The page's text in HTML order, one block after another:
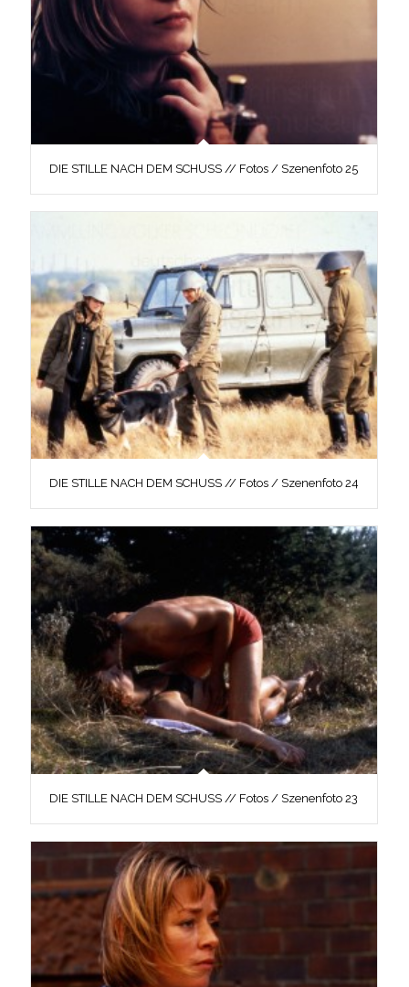
DIE STILLE NACH DEM SCHUSS // Fotos / Szenenfoto 25
DIE STILLE NACH DEM SCHUSS // Fotos / Szenenfoto 24
DIE STILLE NACH DEM SCHUSS // Fotos / Szenenfoto 23